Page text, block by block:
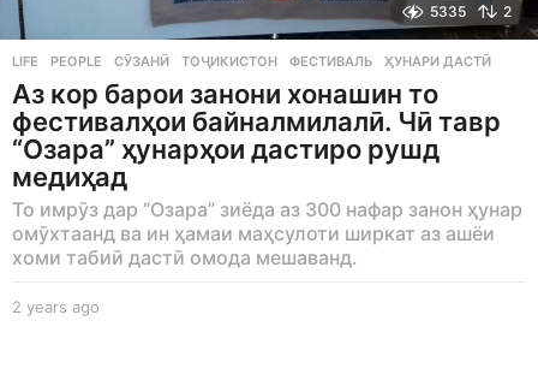
5335 2
LIFE ,PEOPLE СӮЗАНӢ ,ТОҶИКИСТОН ,ФЕСТИВАЛЬ ,ҲУНАРИ ДАСТӢ
Аз кор барои занони хонашин то
фестивалҳои байналмилалӣ. Чӣ тавр
“Озара” ҳунарҳои дастиро рушд
медиҳад
То имрӯз дар “Озара” зиёда аз 300 нафар занон ҳунар
омӯхтаанд ва ин ҳамаи маҳсулоти ширкат аз ашёи
хоми табиӣ дастӣ омода мешаванд.
2 years ago